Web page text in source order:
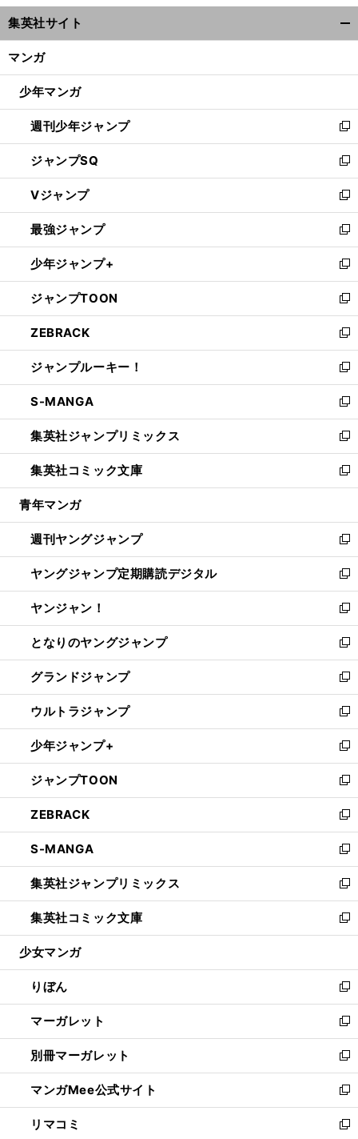
ウ
ィ
ン
ウ
開
く
集英社サイト
マンガ
少年マンガ
週刊少年ジャンプ
新
し
い
ウ
ィ
ン
ド
ウ
で
開
く
ジャンプSQ
新
し
い
ウ
ィ
ン
ド
ウ
で
開
く
Vジャンプ
新
し
い
ウ
ィ
ン
ド
ウ
で
開
く
最強ジャンプ
新
し
い
ウ
ィ
ン
ド
ウ
で
開
く
少年ジャンプ+
新
し
い
ウ
ィ
ン
ド
ウ
で
開
く
ジャンプTOON
新
し
い
ウ
ィ
ン
ド
ウ
で
開
く
ZEBRACK
新
し
い
ウ
ィ
ン
ド
ウ
で
開
ジャンプルーキー！
新
し
い
ウ
ィ
ン
ド
ウ
開
く
S-MANGA
新
し
い
ウ
ィ
ン
ウ
で
開
く
集英社ジャンプリミックス
新
し
い
ウ
ン
ド
ウ
で
開
く
集英社コミック文庫
新
し
ウ
ィ
ン
ド
ウ
で
開
く
青年マンガ
週刊ヤングジャンプ
新
し
い
ウ
ィ
ン
ド
ウ
で
開
く
ヤングジャンプ定期購読デジタル
新
し
い
ウ
ィ
ン
ド
ウ
で
開
く
ヤンジャン！
新
し
い
ウ
ィ
ン
ド
ウ
で
開
く
となりのヤングジャンプ
新
し
い
ウ
ィ
ン
ド
ウ
で
開
く
グランドジャンプ
新
し
い
ウ
ィ
ン
ド
ウ
で
開
く
ウルトラジャンプ
新
し
い
ウ
ィ
ン
ド
ウ
で
開
く
少年ジャンプ+
新
し
い
ウ
ィ
ン
ド
ウ
で
開
く
ジャンプTOON
新
し
い
ウ
ィ
ン
ド
ウ
で
開
ZEBRACK
新
し
い
ウ
ィ
ン
ド
ウ
開
く
S-MANGA
新
し
い
ウ
ィ
ン
ウ
で
開
く
集英社ジャンプリミックス
新
し
い
ウ
ン
ド
ウ
で
開
く
集英社コミック文庫
新
し
ウ
ィ
ン
ド
ウ
で
開
く
少女マンガ
りぼん
新
し
い
ウ
ィ
ン
ド
ウ
で
マーガレット
新
し
い
ウ
ィ
ン
ド
別冊マーガレット
新
し
い
ウ
ィ
マンガMee公式サイト
新
し
い
リマコミ
新